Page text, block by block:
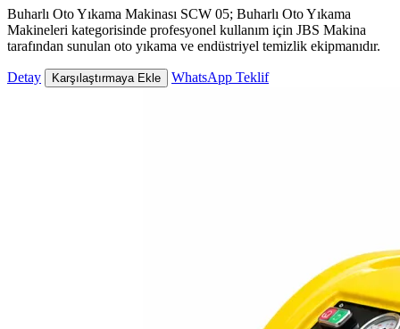
Buharlı Oto Yıkama Makinası SCW 05; Buharlı Oto Yıkama
Makineleri kategorisinde profesyonel kullanım için JBS Makina
tarafından sunulan oto yıkama ve endüstriyel temizlik ekipmanıdır.
Detay Karşılaştırmaya Ekle WhatsApp Teklif